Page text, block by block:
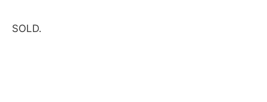
SOLD.